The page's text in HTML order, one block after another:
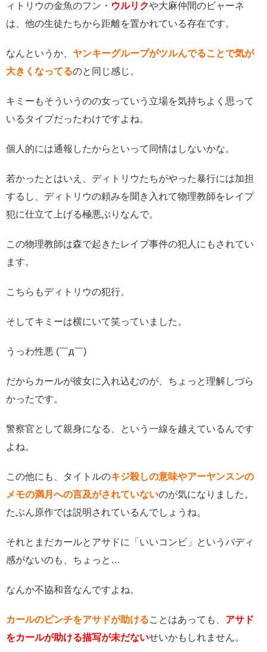
ィトリウの金魚のフン・ ウルリクや大麻仲間のビャーネ
は、他の生徒たちから距離を置かれている存在です。
なんというか、 ヤンキーグループがツルんでることで気が
大きくなってるのと同じ感じ。
キミーもそういうのの女っていう立場を気持ちよく思って
いるタイプだったわけですよね。
個人的には通報したからといって同情はしないかな。
若かったとはいえ、ディトリウたちがやった暴行には加担
するし、ディトリウの頼みを聞き入れて物理教師をレイプ
犯に仕立て上げる極悪ぶりなんで。
この物理教師は森で起きたレイプ事件の犯人にもされてい
ます。
こちらもディトリウの犯行。
そしてキミーは横にいて笑っていました。
うっわ性悪 (￣д￣)
だからカールが彼女に入れ込むのが、ちょっと理解しづら
かったです。
警察官として親身になる、という一線を越えているんです
よね。
この他にも、タイトルのキジ殺しの意味やアーヤンスンの
メモの満月への言及がされていないのが気になりました。
たぶん原作では説明されているんでしょうね。
それとまだカールとアサドに「いいコンビ」というバディ
感がないのも、ちょっと…
なんか不協和音なんですよね。
カールのピンチをアサドが助けることはあっても、 アサド
をカールが助ける描写が未だないせいかもしれません。